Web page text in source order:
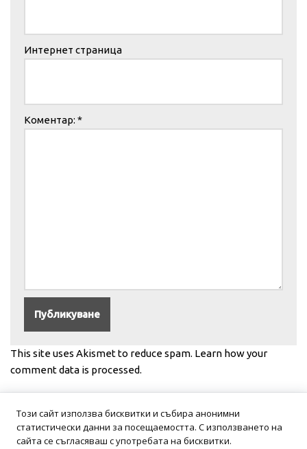
Интернет страница
Коментар: *
This site uses Akismet to reduce spam. Learn how your
comment data is processed.
Този сайт използва бисквитки и събира анонимни
статистически данни за посещаемостта. С използването на
сайта се съгласяваш с употребата на бисквитки.